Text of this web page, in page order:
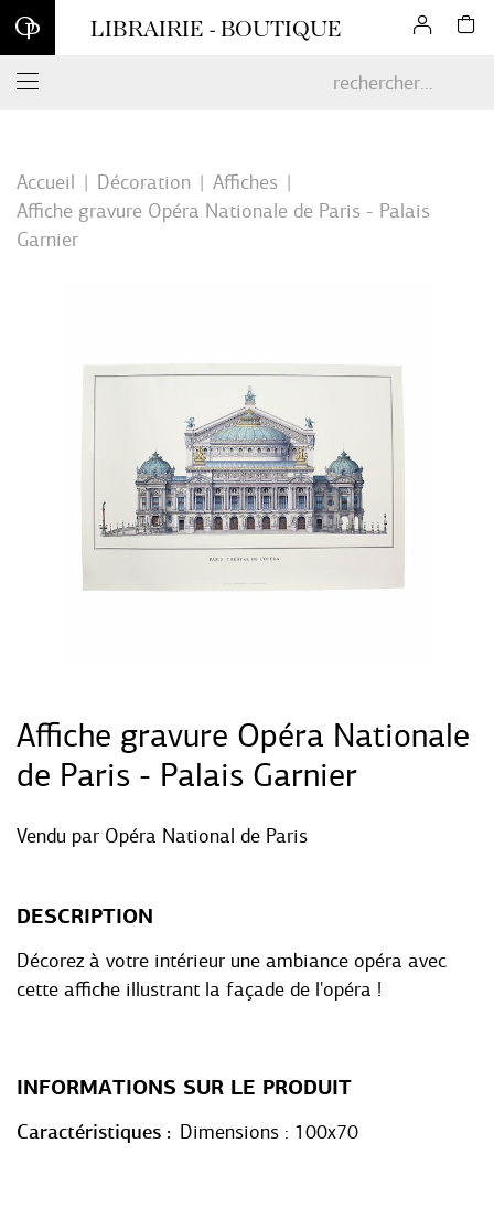
Inscrivez-vous à notre newsletter et profitez d'une remise de 10
% sur votre première commande en ligne*
LIBRAIRIE - BOUTIQUE
Accueil Décoration
Affiches
Affiche gravure Opéra Nationale de Paris - Palais
Garnier
Affiche gravure Opéra Nationale
de Paris - Palais Garnier
Vendu par Opéra National de Paris
DESCRIPTION
Décorez à votre intérieur une ambiance opéra avec
cette affiche illustrant la façade de l'opéra !
INFORMATIONS SUR LE PRODUIT
Caractéristiques Dimensions : 100x70